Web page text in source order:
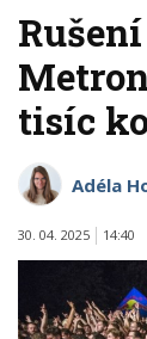
tisíc
Adéla
30. 04. 2025 14:40